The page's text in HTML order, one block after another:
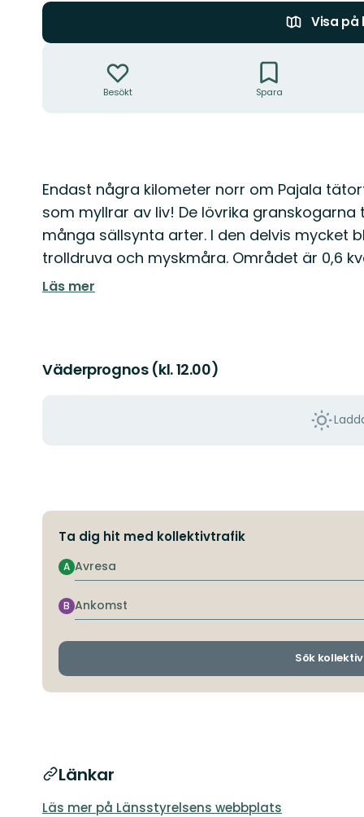
Visa på
Besökt Spara
Beskrivning
Endast några kilometer norr om Pajala
som myllrar av liv! De lövrika
många sällsynta arter. I den delvis mycket
trolldruva och myskmåra. Området är 0,6
Läs mer
Väderprognos (kl. 12.00)
Ta dig hit med kollektivtrafik
Avresa
A
Ankomst
B
Sök
Länkar
Läs mer på Länsstyrelsens webbplats